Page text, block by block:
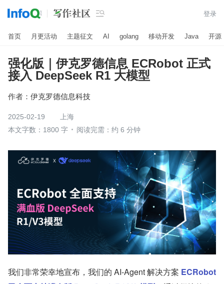
 登录
首页 月更活动 主题征文 AI golang 移动开发 Java 开源
强化版｜伊克罗德信息 ECRobot 正式
接入 DeepSeek R1 大模型
作者： 伊克罗德信息科技
2025-02-19
上海
本文字数：1800 字
阅读完需：约 6 分钟
我们非常荣幸地宣布，我们的 AI-Agent 解决方案 ECRobot